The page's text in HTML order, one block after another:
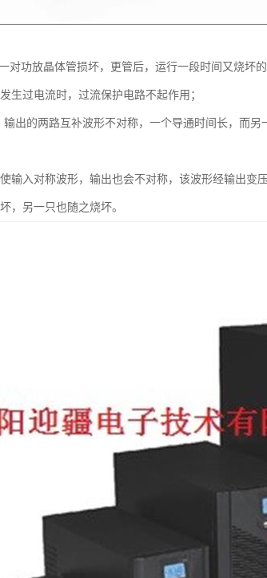
对功放晶体管损坏，更管后，运行一段时间又烧坏
生过电流时，过流保护电路不起作用；
输出的两路互补波形不对称，一个导通时间长，而
输入对称波形，输出也会不对称，该波形经输出
，另一只也随之烧坏。